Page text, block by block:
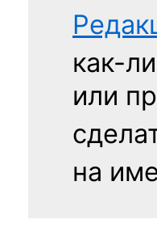
как-
или
на